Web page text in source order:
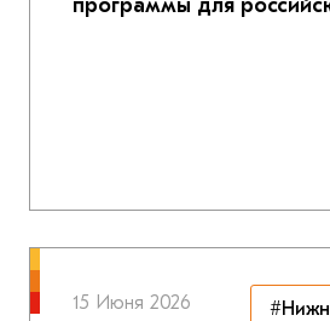
15 Июня 2026